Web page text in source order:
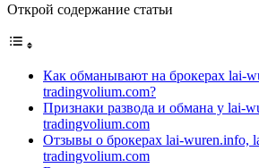
Открой содержание статьи
Как обманывают на брокерах lai-
tradingvolium.com?
Признаки развода и обмана у lai-
tradingvolium.com
Отзывы о брокерах lai-wuren.info,
tradingvolium.com